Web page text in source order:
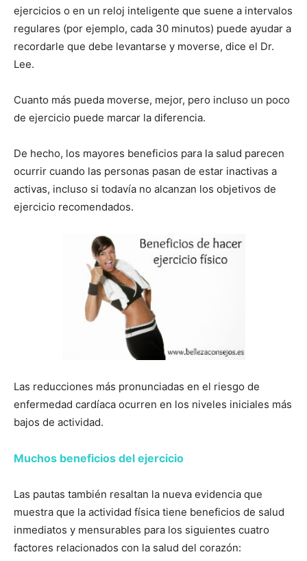
ejercicios o en un reloj inteligente que suene a intervalos
regulares (por ejemplo, cada 30 minutos) puede ayudar a
recordarle que debe levantarse y moverse, dice el Dr.
Lee.
Cuanto más pueda moverse, mejor, pero incluso un poco
de ejercicio puede marcar la diferencia.
De hecho, los mayores beneficios para la salud parecen
ocurrir cuando las personas pasan de estar inactivas a
activas, incluso si todavía no alcanzan los objetivos de
ejercicio recomendados.
Las reducciones más pronunciadas en el riesgo de
enfermedad cardíaca ocurren en los niveles iniciales más
bajos de actividad.
Muchos beneficios del ejercicio
Las pautas también resaltan la nueva evidencia que
muestra que la actividad física tiene beneficios de salud
inmediatos y mensurables para los siguientes cuatro
factores relacionados con la salud del corazón: